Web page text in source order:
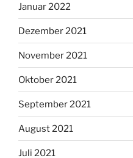
Januar 2022
Dezember 2021
November 2021
Oktober 2021
September 2021
August 2021
Juli 2021